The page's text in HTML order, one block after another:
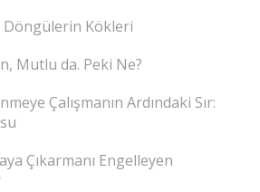
Döngülerin Kökleri
Mutlu da. Peki Ne?
Çalışmanın Ardındaki Sır:
Çıkarmanı Engelleyen